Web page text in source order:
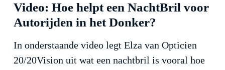
Video: Hoe helpt een NachtBril voor
Autorijden in het Donker?
In onderstaande video legt Elza van Opticien
20/20Vision uit wat een nachtbril is vooral hoe